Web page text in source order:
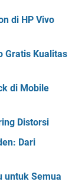
di HP Vivo
Gratis Kualitas
di Mobile
Distorsi
Dari
untuk Semua